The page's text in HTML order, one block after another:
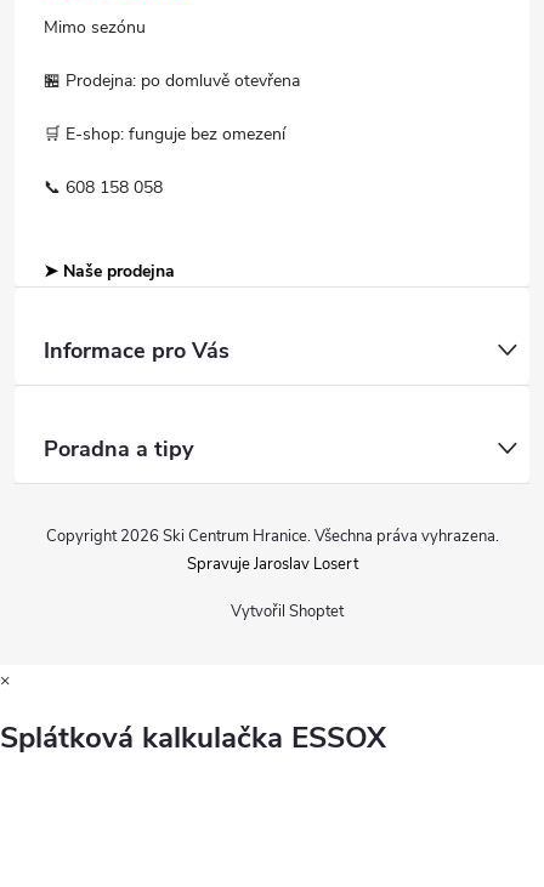
Mimo sezónu
🏪 Prodejna: po domluvě otevřena
🛒 E-shop: funguje bez omezení
📞 608 158 058
➤ Naše prodejna
Informace pro Vás
Poradna a tipy
Vytvořil Shoptet
Copyright 2026 Ski Centrum Hranice. Všechna práva vyhrazena.
Spravuje Jaroslav Losert
×
Splátková kalkulačka ESSOX